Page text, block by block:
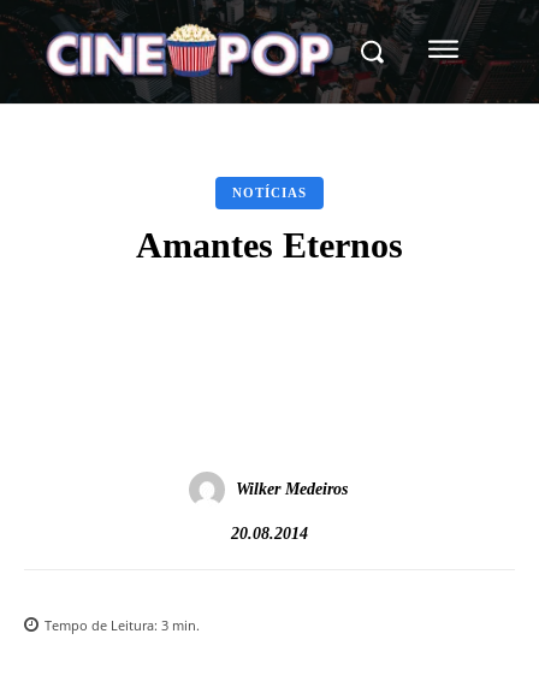
NOTÍCIAS
Amantes Eternos
Wilker Medeiros
20.08.2014
Tempo de Leitura: 3 min.